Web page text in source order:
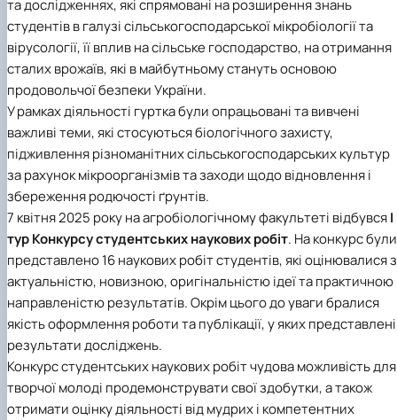
та дослідженнях, які спрямовані на розширення знань
студентів в галузі сільськогосподарської мікробіології та
вірусології, її вплив на сільське господарство, на отримання
сталих врожаїв, які в майбутньому стануть основою
продовольчої безпеки України.
У рамках діяльності гуртка були опрацьовані та вивчені
важливі теми, які стосуються біологічного захисту,
підживлення різноманітних сільськогосподарських культур
за рахунок мікроорганізмів та заходи щодо відновлення і
збереження родючості ґрунтів.
7 квітня 2025 року на агробіологічному факультеті відбувсяІ
тур Конкурсу студентських наукових робіт. На конкурс були
представлено 16 наукових робіт студентів, які оцінювалися
актуальністю, новизною, оригінальністю ідеї та практичною
направленістю результатів. Окрім цього до уваги бралися
якість оформлення роботи та публікації, у яких представлені
результати досліджень.
Конкурс студентських наукових робіт чудова можливість для
творчої молоді продемонструвати свої здобутки, а також
отримати оцінку діяльності від мудрих і компетентних